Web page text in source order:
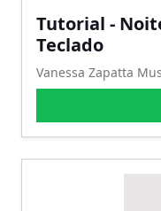
Tutorial -
Teclado
Vanessa Zapatta